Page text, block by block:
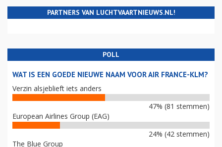
PARTNERS VAN LUCHTVAARTNIEUWS.NL!
POLL
WAT IS EEN GOEDE NIEUWE NAAM VOOR AIR FRANCE-KLM?
Verzin alsjeblieft iets anders
47% (81 stemmen)
European Airlines Group (EAG)
24% (42 stemmen)
The Blue Group